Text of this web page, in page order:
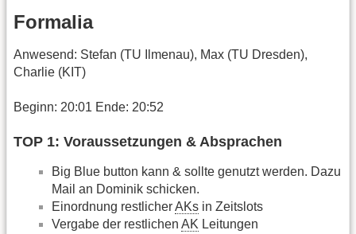
Formalia
Anwesend: Stefan (TU Ilmenau), Max (TU Dresden),
Charlie (KIT)
Beginn: 20:01 Ende: 20:52
TOP 1: Voraussetzungen & Absprachen
Big Blue button kann & sollte genutzt werden. Dazu
Mail an Dominik schicken.
Einordnung restlicherAKs in Zeitslots
Vergabe der restlichen AK Leitungen